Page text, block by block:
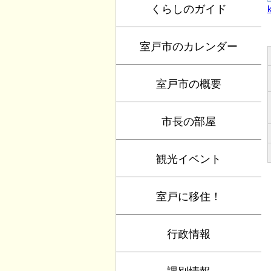
くらしのガイド
室戸市のカレンダー
室戸市の概要
市長の部屋
観光イベント
室戸に移住！
行政情報